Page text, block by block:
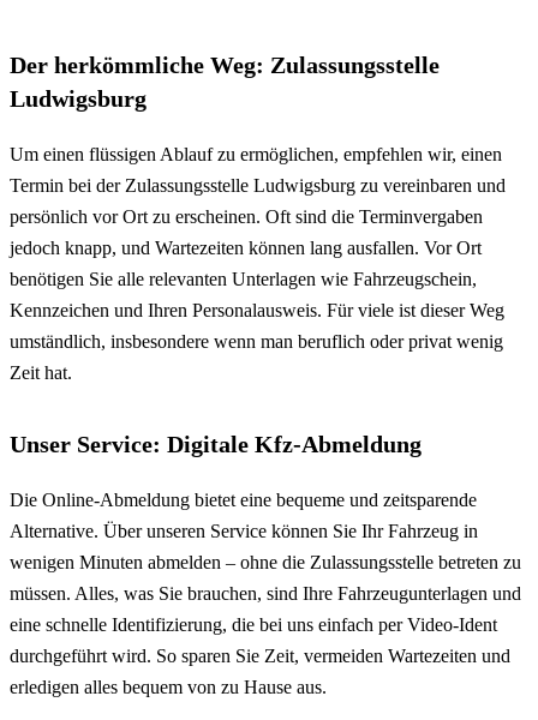
Der herkömmliche Weg: Zulassungsstelle
Ludwigsburg
Um einen flüssigen Ablauf zu ermöglichen, empfehlen wir, einen
Termin bei der Zulassungsstelle Ludwigsburg zu vereinbaren und
persönlich vor Ort zu erscheinen. Oft sind die Terminvergaben
jedoch knapp, und Wartezeiten können lang ausfallen. Vor Ort
benötigen Sie alle relevanten Unterlagen wie Fahrzeugschein,
Kennzeichen und Ihren Personalausweis. Für viele ist dieser Weg
umständlich, insbesondere wenn man beruflich oder privat wenig
Zeit hat.
Unser Service: Digitale Kfz-Abmeldung
Die Online-Abmeldung bietet eine bequeme und zeitsparende
Alternative. Über unseren Service können Sie Ihr Fahrzeug in
wenigen Minuten abmelden – ohne die Zulassungsstelle betreten zu
müssen. Alles, was Sie brauchen, sind Ihre Fahrzeugunterlagen und
eine schnelle Identifizierung, die bei uns einfach per Video-Ident
durchgeführt wird. So sparen Sie Zeit, vermeiden Wartezeiten und
erledigen alles bequem von zu Hause aus.